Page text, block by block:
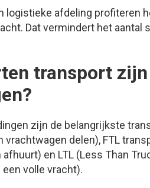
logistieke afdeling profiteren
Dat vermindert het
transport
zijn de belangrijkste
delen), FTL
en LTL (Less Than
volle vracht).